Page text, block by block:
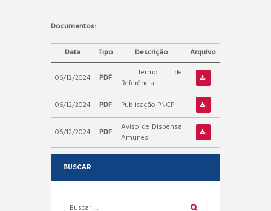
Documentos:
Data Tipo Descrição Arquivo
06/12/2024 PDF
Termo de
Referência
06/12/2024
PDF Publicação PNCP
06/12/2024 PDF
Aviso de Dispensa
Amunes
BUSCAR